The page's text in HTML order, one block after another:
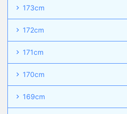
173cm
172cm
171cm
170cm
169cm